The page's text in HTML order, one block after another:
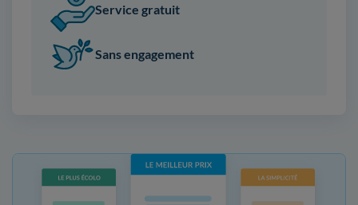
Service gratuit
Sans engagement